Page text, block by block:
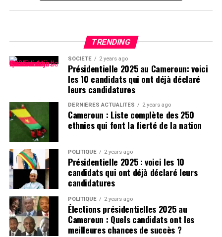
TRENDING
SOCIÉTÉ 2 years ago
Présidentielle 2025 au Cameroun: voici
les 10 candidats qui ont déjà déclaré
leurs candidatures
DERNIÈRES ACTUALITÉS 2 years ago
Cameroun : Liste complète des 250
ethnies qui font la fierté de la nation
POLITIQUE 2 years ago
Présidentielle 2025 : voici les 10
candidats qui ont déjà déclaré leurs
candidatures
POLITIQUE 2 years ago
Élections présidentielles 2025 au
Cameroun : Quels candidats ont les
meilleures chances de succès ?